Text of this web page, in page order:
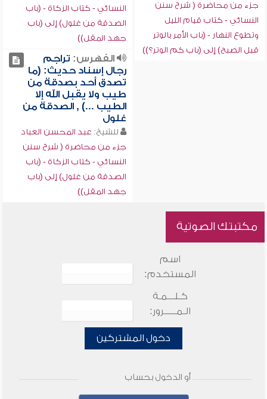
جزء من محاضرة ( شرح سنن
النسائي - كتاب قيام الليل
وتطوع النهار - (باب الأمر بالوتر
قبل الصبح) إلى (باب كم الوتر؟))
النسائي - كتاب الزكاة - (باب
الصدقة من غلول) إلى (باب
جهد المقل))
الفهرس: تراجم
رجال إسناد حديث: (ما
تصدق أحد بصدقة من
طيب ولا يقبل الله إلا
الطيب ...) , الصدقة من
غلول
للشيخ: عبد المحسن العباد
جزء من محاضرة ( شرح سنن
النسائي - كتاب الزكاة - (باب
الصدقة من غلول) إلى (باب
جهد المقل))
مكتبتك الصوتية
اسم
المستخدم:
كـلـــمـة
الـمـــــرور:
دخول المشتركين
أو الدخول بحساب